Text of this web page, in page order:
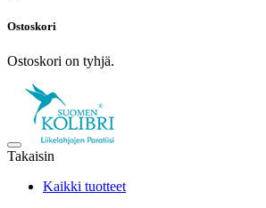
Ostoskori
Ostoskori on tyhjä.
Takaisin
Kaikki tuotteet